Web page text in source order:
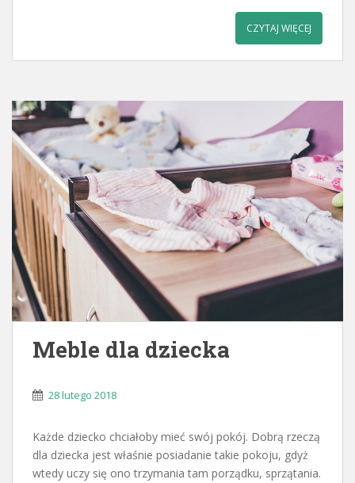
CZYTAJ WIĘCEJ
Meble dla dziecka
28 lutego 2018
Każde dziecko chciałoby mieć swój pokój. Dobrą rzeczą
dla dziecka jest właśnie posiadanie takie pokoju, gdyż
wtedy uczy się ono trzymania tam porządku, sprzątania.